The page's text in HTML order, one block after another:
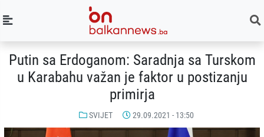
Putin sa Erdoganom: Saradnja sa Turskom
u Karabahu važan je faktor u postizanju
primirja
SVIJET 29.09.2021 - 13:50